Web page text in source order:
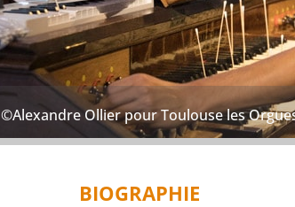
©Alexandre Ollier pour Toulouse les
BIOGRAPHIE